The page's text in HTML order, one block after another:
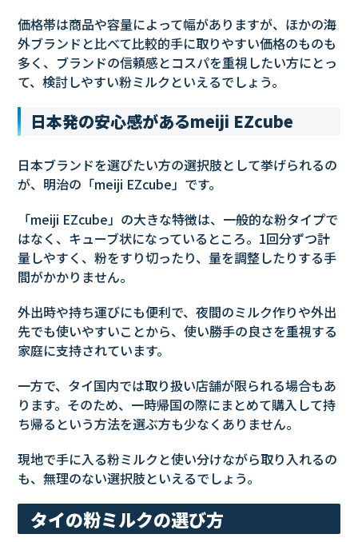
価格帯は商品や容量によって幅がありますが、ほかの海
外ブランドと比べて比較的手に取りやすい価格のものも
多く、ブランドの信頼感とコスパを重視したい方にとっ
て、検討しやすい粉ミルクといえるでしょう。
日本発の安心感があるmeiji EZcube
日本ブランドを選びたい方の選択肢として挙げられるの
が、明治の「meiji EZcube」です。
「meiji EZcube」の大きな特徴は、一般的な粉タイプで
はなく、キューブ状になっているところ。1回分ずつ計
量しやすく、粉をすり切ったり、量を調整したりする手
間がかかりません。
外出時や持ち運びにも便利で、夜間のミルク作りや外出
先でも使いやすいことから、使い勝手の良さを重視する
家庭に支持されています。
一方で、タイ国内では取り扱い店舗が限られる場合もあ
ります。そのため、一時帰国の際にまとめて購入して持
ち帰るという方法を選ぶ方も少なくありません。
現地で手に入る粉ミルクと使い分けながら取り入れるの
も、無理のない選択肢といえるでしょう。
タイの粉ミルクの選び方